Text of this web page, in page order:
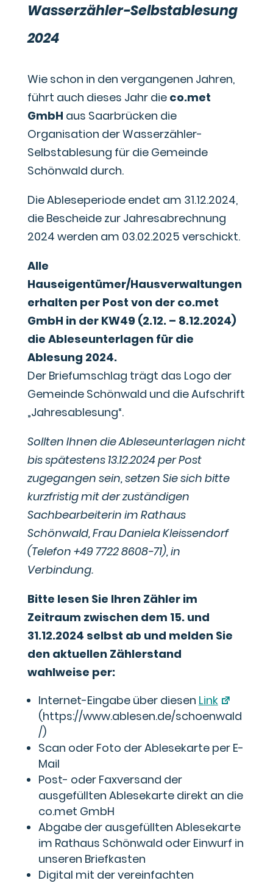
Wasserzähler-Selbstablesung
2024
Wie schon in den vergangenen Jahren,
führt auch dieses Jahr die co.met
GmbH aus Saarbrücken die
Organisation der Wasserzähler-
Selbstablesung für die Gemeinde
Schönwald durch.
Die Ableseperiode endet am 31.12.2024,
die Bescheide zur Jahresabrechnung
2024 werden am 03.02.2025 verschickt.
Alle
Hauseigentümer/Hausverwaltungen
erhalten per Post von der co.met
GmbH in der KW49 (2.12. – 8.12.2024)
die Ableseunterlagen für die
Ablesung 2024.
Der Briefumschlag trägt das Logo der
Gemeinde Schönwald und die Aufschrift
„Jahresablesung“.
Sollten Ihnen die Ableseunterlagen nicht
bis spätestens 13.12.2024 per Post
zugegangen sein, setzen Sie sich bitte
kurzfristig mit der zuständigen
Sachbearbeiterin im Rathaus
Schönwald, Frau Daniela Kleissendorf
(Telefon +49 7722 8608-71), in
Verbindung.
Bitte lesen Sie Ihren Zähler im
Zeitraum zwischen dem 15. und
31.12.2024 selbst ab und melden Sie
den aktuellen Zählerstand
wahlweise per:
Internet-Eingabe über diesen Link
(https://www.ablesen.de/schoenwald
/)
Scan oder Foto der Ablesekarte per E-
Mail
Post- oder Faxversand der
ausgefüllten Ablesekarte direkt an die
co.met GmbH
Abgabe der ausgefüllten Ablesekarte
im Rathaus Schönwald oder Einwurf in
unseren Briefkasten
Digital mit der vereinfachten